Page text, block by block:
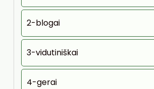
2-blogai
3-vidutiniškai
4-gerai